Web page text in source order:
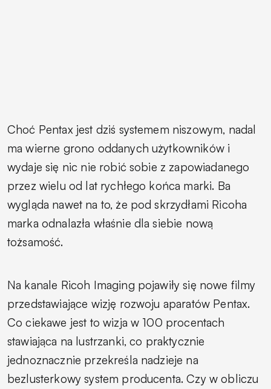
Choć Pentax jest dziś systemem niszowym, nadal
ma wierne grono oddanych użytkowników i
wydaje się nic nie robić sobie z zapowiadanego
przez wielu od lat rychłego końca marki. Ba
wygląda nawet na to, że pod skrzydłami Ricoha
marka odnalazła właśnie dla siebie nową
tożsamość.
Na kanale Ricoh Imaging pojawiły się nowe filmy
przedstawiające wizję rozwoju aparatów Pentax.
Co ciekawe jest to wizja w 100 procentach
stawiająca na lustrzanki, co praktycznie
jednoznacznie przekreśla nadzieje na
bezlusterkowy system producenta. Czy w obliczu